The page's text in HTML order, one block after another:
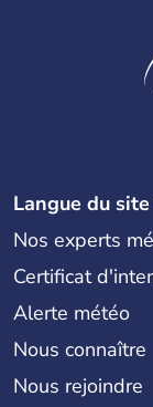
Langue du site
Nos experts
Certificat
Alerte météo
Nous connaître
Nous rejoindre